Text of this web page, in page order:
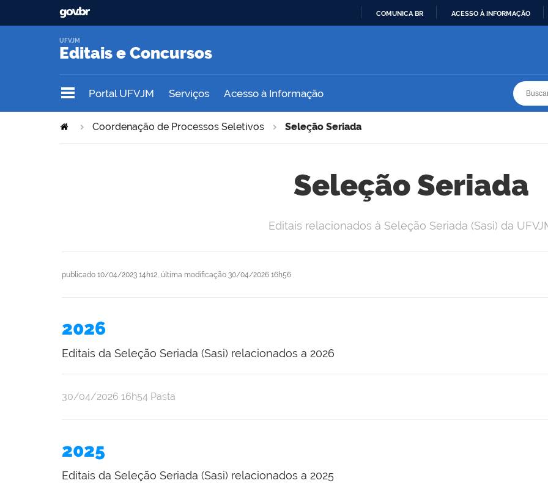
COMUNICA BR ACESSO À INFORMAÇÃO
Editais e Concursos
UFVJM
Portal UFVJM Serviços Acesso à Informação
Coordenação de Processos Seletivos Seleção Seriada
Seleção Seriada
publicado 10/04/2023 14h12, última modificação 30/04/2026 16h56
Editais relacionados à Seleção Seriada (Sasi) da
2026
Editais da Seleção Seriada (Sasi) relacionados a 2026
publicado
30/04/2026 16h54 Pasta
2025
Editais da Seleção Seriada (Sasi) relacionados a 2025